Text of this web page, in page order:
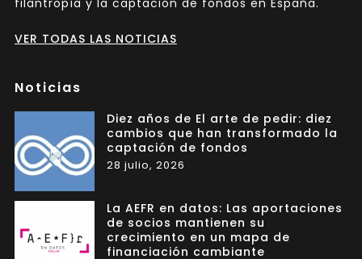
filantropía y la captación de fondos en España.
VER TODAS LAS NOTICIAS
Noticias
Diez años de El arte de pedir: diez
cambios que han transformado la
captación de fondos
28 julio, 2026
La AEFR en datos: Las aportaciones
de socios mantienen su
crecimiento en un mapa de
financiación cambiante